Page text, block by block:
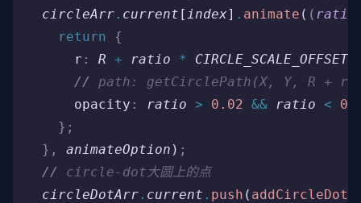
  circleArr
. current [ index] . animate ( ( ratio
    return
{
      r
: R + ratio * CIRCLE_SCALE_OFFSET
      //
path: getCirclePath(X, Y, R +
      opacity
: ratio > 0.02 && ratio <
    };
  },
animateOption ) ;
  //
circle-dot大圆上的点
  circleDotArr
. current . push ( addCircleDot